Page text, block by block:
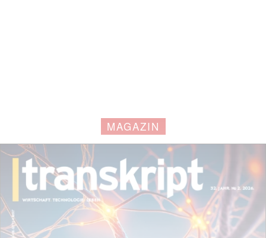
Mit dem |transkript-Newsletter
jede Woche aktuell informiert.
MAGAZIN